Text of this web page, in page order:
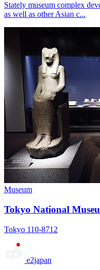
Stately museum complex
as well as other Asian c...
Museum
Tokyo National
Tokyo 110-8712
e2japan